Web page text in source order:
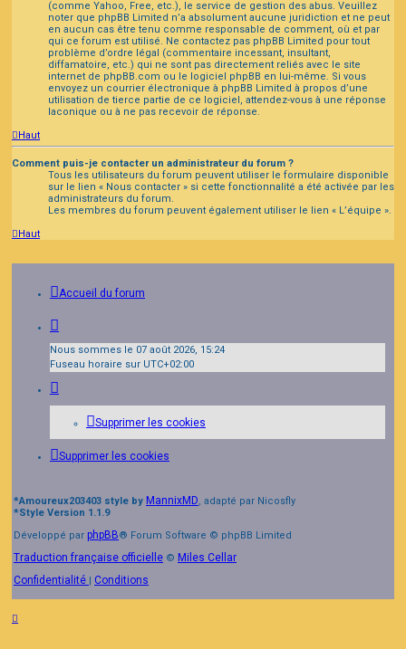
(comme Yahoo, Free, etc.), le service de gestion des abus. Veuillez
noter que phpBB Limited n’a absolument aucune juridiction et ne peut
en aucun cas être tenu comme responsable de comment, où et par
qui ce forum est utilisé. Ne contactez pas phpBB Limited pour tout
problème d’ordre légal (commentaire incessant, insultant,
diffamatoire, etc.) qui ne sont pas directement reliés avec le site
internet de phpBB.com ou le logiciel phpBB en lui-même. Si vous
envoyez un courrier électronique à phpBB Limited à propos d’une
utilisation de tierce partie de ce logiciel, attendez-vous à une réponse
laconique ou à ne pas recevoir de réponse.
Haut
Comment puis-je contacter un administrateur du forum ?
Tous les utilisateurs du forum peuvent utiliser le formulaire disponible
sur le lien « Nous contacter » si cette fonctionnalité a été activée par les
administrateurs du forum.
Les membres du forum peuvent également utiliser le lien « L’équipe ».
Haut
Accueil du forum
Nous sommes le 07 août 2026, 15:24
Fuseau horaire sur UTC+02:00
Supprimer les cookies
Supprimer les cookies
*Amoureux203403 style by MannixMD, adapté par Nicosfly
*Style Version 1.1.9
Développé par phpBB® Forum Software © phpBB Limited
Traduction française officielle © Miles Cellar
Confidentialité | Conditions